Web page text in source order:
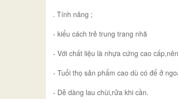
. Tính năng ;
- kiểu cách trẻ trung trang nhã
- Với chất liệu là nhựa cứng cao
- Tuổi thọ sản phẩm cao dù có để ở
- Dễ dàng lau chùi,rửa khi cần.